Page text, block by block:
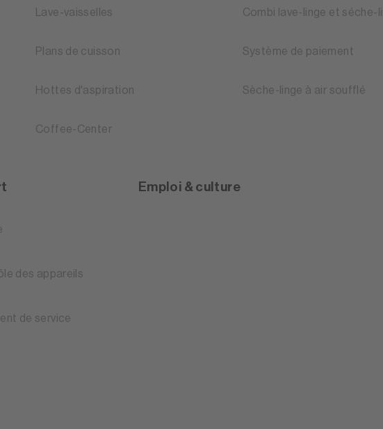
Lave-vaisselles
Plans de cuisson
Hottes d'aspiration
Coffee-Center
Combi lave-linge et séche-
Système de paiement
Sèche-linge à air soufflé
des appareils
de service
Emploi & culture